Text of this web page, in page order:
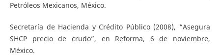
Petróleos Mexicanos, México.
Secretaría de Hacienda y Crédito Público (2008), “Asegura
SHCP precio de crudo”, en Reforma, 6 de noviembre,
México.